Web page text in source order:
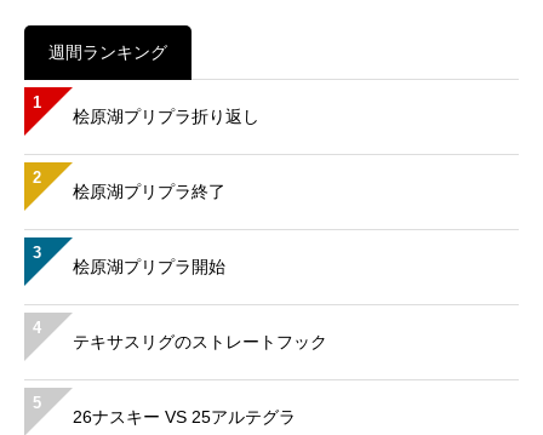
週間ランキング
1
桧原湖プリプラ折り返し
2
桧原湖プリプラ終了
3
桧原湖プリプラ開始
4
テキサスリグのストレートフック
5
26ナスキー VS 25アルテグラ